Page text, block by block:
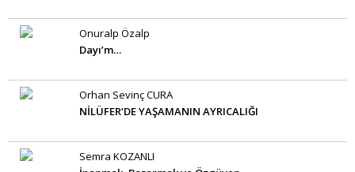
Onuralp Özalp
Dayı’m…
Orhan Sevinç CURA
NİLÜFER’DE YAŞAMANIN AYRICALIĞI
Semra KOZANLI